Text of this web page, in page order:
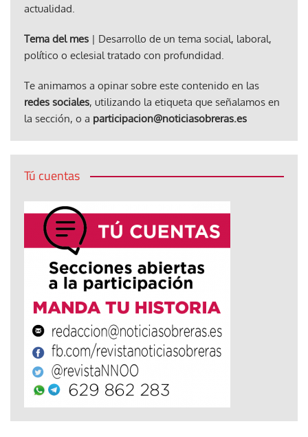
actualidad.
Tema del mes | Desarrollo de un tema social, laboral,
político o eclesial tratado con profundidad.
Te animamos a opinar sobre este contenido en las
redes sociales, utilizando la etiqueta que señalamos en
la sección, o a participacion@noticiasobreras.es
Tú cuentas